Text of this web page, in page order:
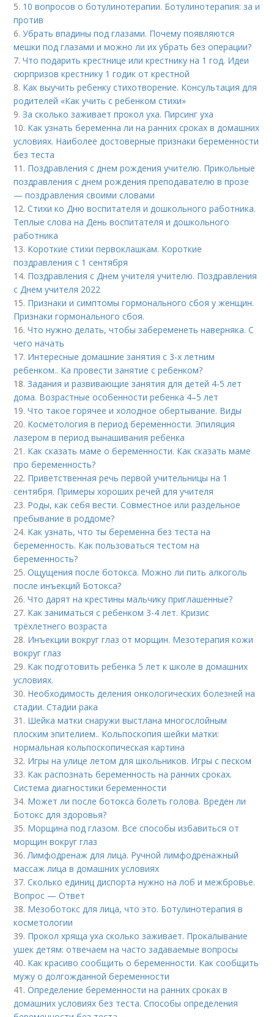
5. 10 вопросов о ботулинотерапии. Ботулинотерапия: за и
против
6.Убрать впадины под глазами. Почему появляются
мешки под глазами и можно ли их убрать без операции?
7.Что подарить крестнице или крестнику на 1 год. Идеи
сюрпризов крестнику 1 годик от крестной
8. Как выучить ребенку стихотворение. Консультация для
родителей «Как учить с ребенком стихи»
9.За сколько заживает прокол уха. Пирсинг уха
10. Как узнать беременна ли на ранних сроках в домашних
условиях. Наиболее достоверные признаки беременности
без теста
11. Поздравления с днем рождения учителю. Прикольные
поздравления с днем рождения преподавателю в прозе
— поздравления своими словами
12.Стихи ко Дню воспитателя и дошкольного работника.
Теплые слова на День воспитателя и дошкольного
работника
13. Короткие стихи первоклашкам. Короткие
поздравления с 1 сентября
14. Поздравления с Днем учителя учителю. Поздравления
с Днем учителя 2022
15. Признаки и симптомы гормонального сбоя у женщин.
Признаки гормонального сбоя.
16.Что нужно делать, чтобы забеременеть наверняка. С
чего начать
17. Интересные домашние занятия с 3-х летним
ребенком.. Ка провести занятие с ребенком?
18.Задания и развивающие занятия для детей 4-5 лет
дома. Возрастные особенности ребенка 4–5 лет
19.Что такое горячее и холодное обертывание. Виды
20. Косметология в период беременности. Эпиляция
лазером в период вынашивания ребёнка
21. Как сказать маме о беременности. Как сказать маме
про беременность?
22. Приветственная речь первой учительницы на 1
сентября. Примеры хороших речей для учителя
23. Роды, как себя вести. Совместное или раздельное
пребывание в роддоме?
24. Как узнать, что ты беременна без теста на
беременность. Как пользоваться тестом на
беременность?
25.Ощущения после ботокса. Можно ли пить алкоголь
после инъекций Ботокса?
26.Что дарят на крестины мальчику приглашенные?
27. Как заниматься с ребенком 3-4 лет. Кризис
трёхлетнего возраста
28. Инъекции вокруг глаз от морщин. Мезотерапия кожи
вокруг глаз
29. Как подготовить ребенка 5 лет к школе в домашних
условиях.
30. Необходимость деления онкологических болезней на
стадии. Стадии рака
31. Шейка матки снаружи выстлана многослойным
плоским эпителием.. Кольпоскопия шейки матки:
нормальная кольпоскопическая картина
32. Игры на улице летом для школьников. Игры с песком
33. Как распознать беременность на ранних сроках.
Система диагностики беременности
34. Может ли после ботокса болеть голова. Вреден ли
Ботокс для здоровья?
35. Морщина под глазом. Все способы избавиться от
морщин вокруг глаз
36.Лимфодренаж для лица. Ручной лимфодренажный
массаж лица в домашних условиях
37.Сколько единиц диспорта нужно на лоб и межбровье.
Вопрос — Ответ
38. Мезоботокс для лица, что это. Ботулинотерапия в
косметологии
39. Прокол хряща уха сколько заживает. Прокалывание
ушек детям: отвечаем на часто задаваемые вопросы
40. Как красиво сообщить о беременности. Как сообщить
мужу о долгожданной беременности
41.Определение беременности на ранних сроках в
домашних условиях без теста. Способы определения